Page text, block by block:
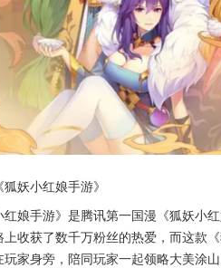
妖小红娘手游》
红娘手游》是腾讯第一国漫《狐妖小
上收获了数千万粉丝的热爱，而这款
家身旁，陪同玩家一起领略大美涂山